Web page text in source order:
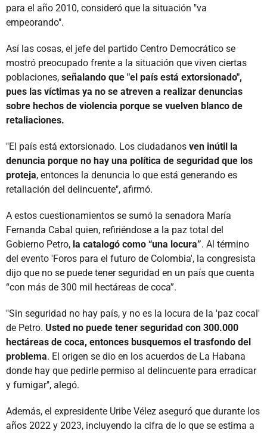
para el año 2010, consideró que la situación "va
empeorando".
Así las cosas, el jefe del partido Centro Democrático se
mostró preocupado frente a la situación que viven ciertas
poblaciones, señalando que "el país está extorsionado",
pues las víctimas ya no se atreven a realizar denuncias
sobre hechos de violencia porque se vuelven blanco de
retaliaciones.
"El país está extorsionado. Los ciudadanos ven inútil la
denuncia porque no hay una política de seguridad que los
proteja, entonces la denuncia lo que está generando es
retaliación del delincuente", afirmó.
A estos cuestionamientos se sumó la senadora María
Fernanda Cabal quien, refiriéndose a la paz total del
Gobierno Petro, la catalogó como “una locura”. Al término
del evento 'Foros para el futuro de Colombia', la congresista
dijo que no se puede tener seguridad en un país que cuenta
“con más de 300 mil hectáreas de coca”.
"Sin seguridad no hay país, y no es la locura de la 'paz cocal'
de Petro. Usted no puede tener seguridad con 300.000
hectáreas de coca, entonces busquemos el trasfondo del
problema. El origen se dio en los acuerdos de La Habana
donde hay que pedirle permiso al delincuente para erradicar
y fumigar", alegó.
Además, el expresidente Uribe Vélez aseguró que durante los
años 2022 y 2023, incluyendo la cifra de lo que se estima a